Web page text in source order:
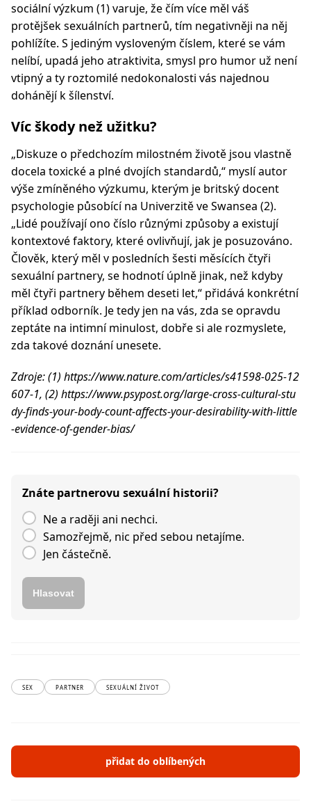
sociální výzkum (1) varuje, že čím více měl váš
protějšek sexuálních partnerů, tím negativněji na něj
pohlížíte. S jediným vysloveným číslem, které se vám
nelíbí, upadá jeho atraktivita, smysl pro humor už není
vtipný a ty roztomilé nedokonalosti vás najednou
dohánějí k šílenství.
Víc škody než užitku?
„Diskuze o předchozím milostném životě jsou vlastně
docela toxické a plné dvojích standardů,“ myslí autor
výše zmíněného výzkumu, kterým je britský docent
psychologie působící na Univerzitě ve Swansea (2).
„Lidé používají ono číslo různými způsoby a existují
kontextové faktory, které ovlivňují, jak je posuzováno.
Člověk, který měl v posledních šesti měsících čtyři
sexuální partnery, se hodnotí úplně jinak, než kdyby
měl čtyři partnery během deseti let,“ přidává konkrétní
příklad odborník. Je tedy jen na vás, zda se opravdu
zeptáte na intimní minulost, dobře si ale rozmyslete,
zda takové doznání unesete.
Zdroje: (1) https://www.nature.com/articles/s41598-025-12
607-1, (2) https://www.psypost.org/large-cross-cultural-stu
dy-finds-your-body-count-affects-your-desirability-with-little
-evidence-of-gender-bias/
Znáte partnerovu sexuální historii?
Ne a raději ani nechci.
Samozřejmě, nic před sebou netajíme.
Jen částečně.
Hlasovat
SEX PARTNER SEXUÁLNÍ ŽIVOT
přidat do oblíbených